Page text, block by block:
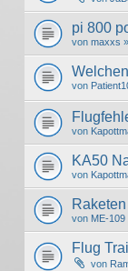
pi 800
von maxxs
von
von
KA50
von
von ME-109
Flug
von